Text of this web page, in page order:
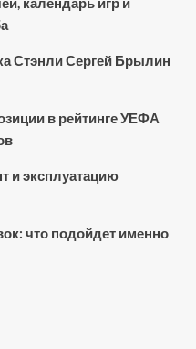
Стэнли Сергей Брылин
в рейтинге УЕФА
и эксплуатацию
что подойдет именно